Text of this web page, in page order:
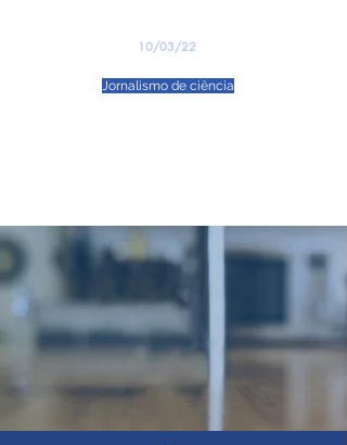
10/03/22
Jornalismo de ciência